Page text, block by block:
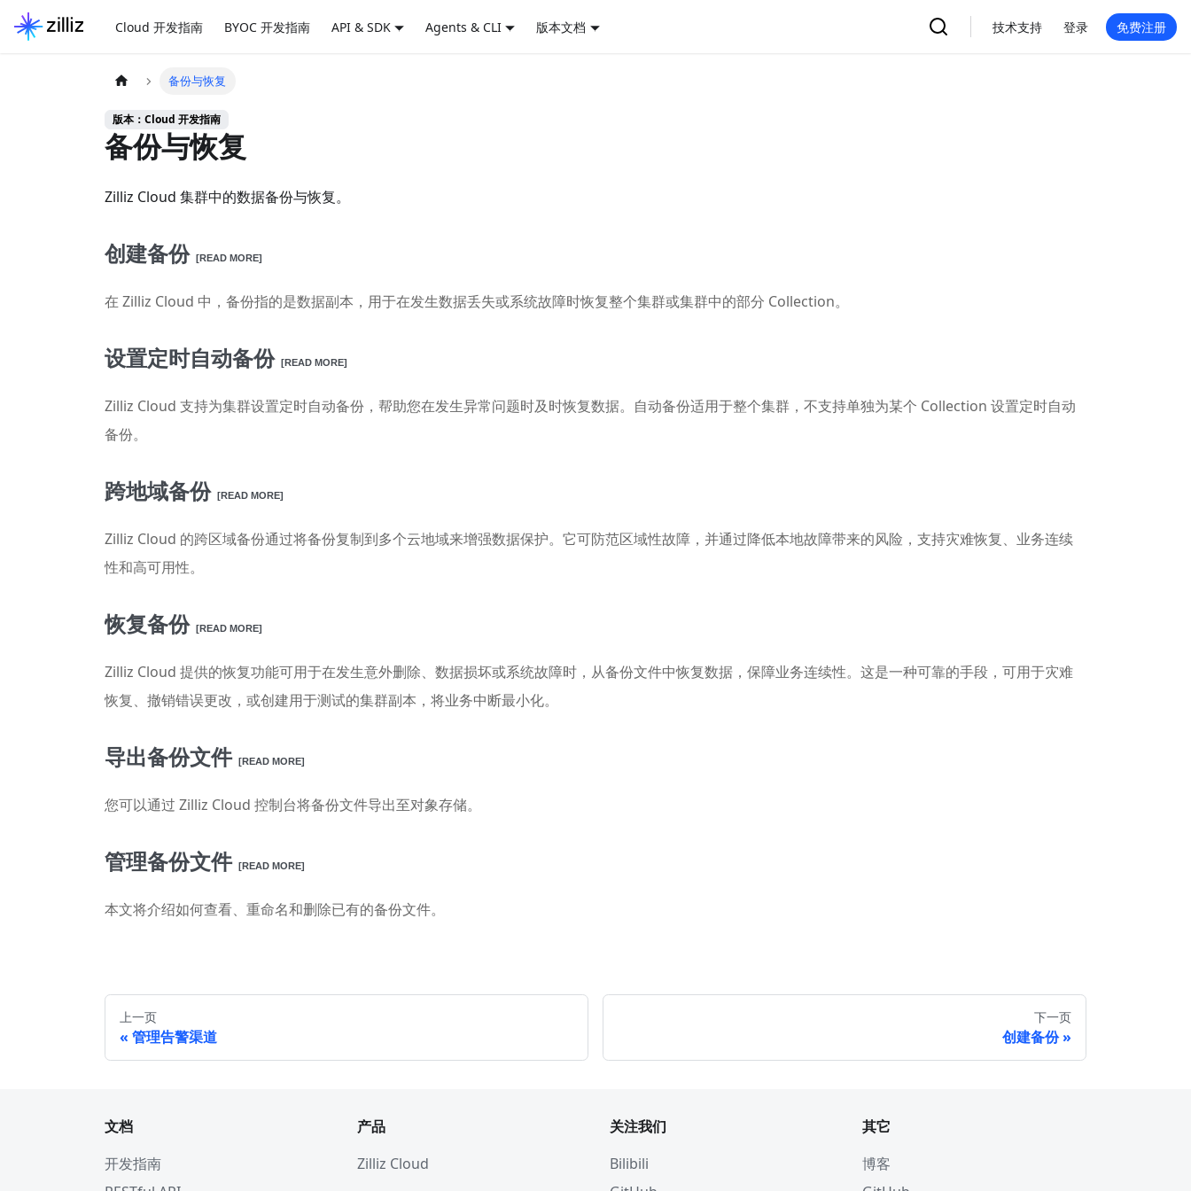
Cloud 开发指南 BYOC 开发指南 API & SDK Agents & CLI 版本文档 技术支持 登录 免费注册
备份与恢复
版本：Cloud 开发指南
备份与恢复
Zilliz Cloud 集群中的数据备份与恢复。
创建备份 [READ MORE]
在 Zilliz Cloud 中，备份指的是数据副本，用于在发生数据丢失或系统故障时恢复整个集群或集群中的部分 Collection。
设置定时自动备份 [READ MORE]
Zilliz Cloud 支持为集群设置定时自动备份，帮助您在发生异常问题时及时恢复数据。自动备份适用于整个集群，不支持单独为某个 Collection 设置定时自动
备份。
跨地域备份 [READ MORE]
Zilliz Cloud 的跨区域备份通过将备份复制到多个云地域来增强数据保护。它可防范区域性故障，并通过降低本地故障带来的风险，支持灾难恢复、业务连续
性和高可用性。
恢复备份 [READ MORE]
Zilliz Cloud 提供的恢复功能可用于在发生意外删除、数据损坏或系统故障时，从备份文件中恢复数据，保障业务连续性。这是一种可靠的手段，可用于灾难
恢复、撤销错误更改，或创建用于测试的集群副本，将业务中断最小化。
导出备份文件 [READ MORE]
您可以通过 Zilliz Cloud 控制台将备份文件导出至对象存储。
管理备份文件 [READ MORE]
本文将介绍如何查看、重命名和删除已有的备份文件。
上一页
管理告警渠道
下一页
创建备份
文档
开发指南
产品
Zilliz Cloud
关注我们
Bilibili
其它
博客